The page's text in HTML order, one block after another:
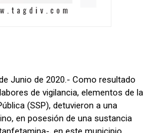
Junio de 2020.- Como resultado
de vigilancia, elementos de la
(SSP), detuvieron a una
en posesión de una sustancia